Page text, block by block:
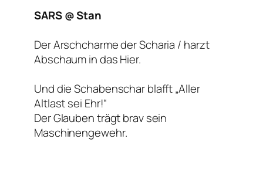
SARS @ Stan
Der Arschcharme der Scharia / harzt
Abschaum in das Hier.
Und die Schabenschar blafft „Aller
Altlast sei Ehr!“
Der Glauben trägt brav sein
Maschinengewehr.